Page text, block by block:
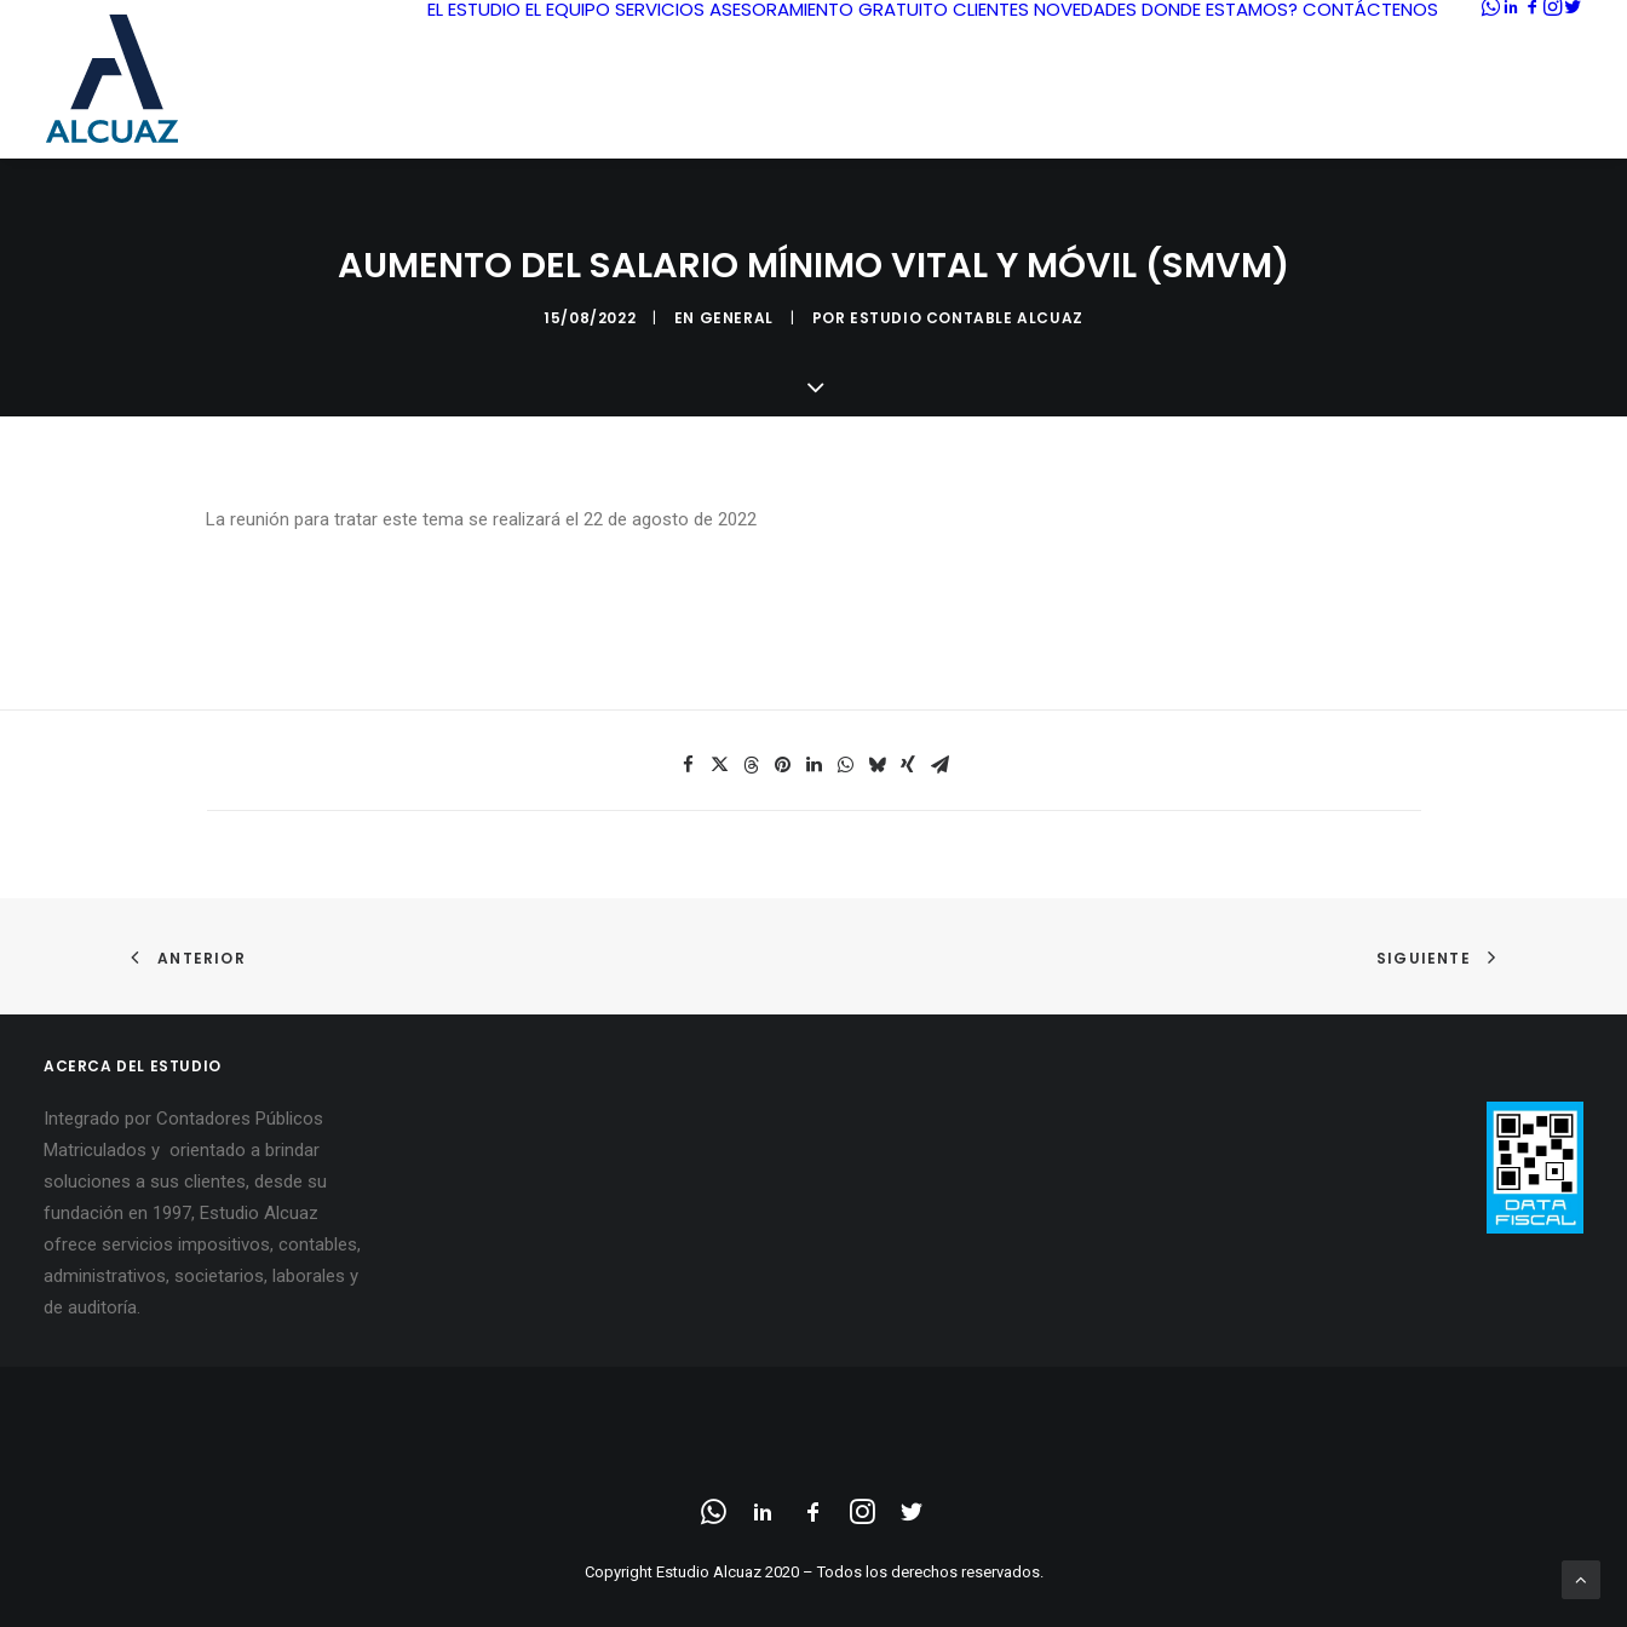
EL ESTUDIO EL EQUIPO SERVICIOS ASESORAMIENTO GRATUITO CLIENTES NOVEDADES DONDE ESTAMOS? CONTÁCTENOS
AUMENTO DEL SALARIO MÍNIMO VITAL Y MÓVIL (SMVM)
15/08/2022 | EN GENERAL | POR ESTUDIO CONTABLE ALCUAZ
La reunión para tratar este tema se realizará el 22 de agosto de 2022
ANTERIOR SIGUIENTE
ACERCA DEL ESTUDIO
Integrado por Contadores Públicos
Matriculados y orientado a brindar
soluciones a sus clientes, desde su
fundación en 1997, Estudio Alcuaz
ofrece servicios impositivos, contables,
administrativos, societarios, laborales y
de auditoría.
Copyright Estudio Alcuaz 2020 – Todos los derechos reservados.